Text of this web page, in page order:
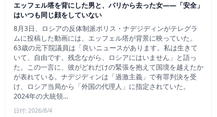
エッフェル塔を背にした男と、パリから去った女——「安全」
はいつも同じ顔をしていない
8月3日、ロシアの反体制派ボリス・ナデジディンがテレグラ
ムに投稿した動画には、エッフェル塔が背景に映っていた。
63歳の元下院議員は「良いニュースがあります。私は生きて
いて、自由です。残念ながら、ロシアにはいません」と語っ
た。この一言に、彼がどれだけの緊張を抱えて国境を越えたか
が表れている。ナデジディンは「過激主義」で有罪判決を受
け、ロシア当局から「外国の代理人」に指定されていた。
2024年の大統領…
日付: 2026/8/4